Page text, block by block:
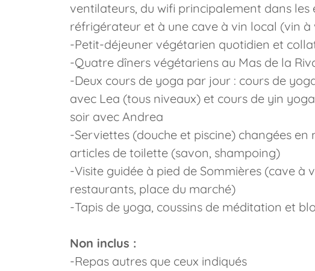
ventilateurs, du wifi principalement dans les
réfrigérateur et à une cave à vin local (vin à
-Petit-déjeuner végétarien quotidien et
-Quatre dîners végétariens au Mas de la
-Deux cours de yoga par jour : cours de
avec Lea (tous niveaux) et cours de yin
soir avec Andrea
-Serviettes (douche et piscine) changées en
articles de toilette (savon, shampoing)
-Visite guidée à pied de Sommières (cave à
restaurants, place du marché)
-Tapis de yoga, coussins de méditation et
Non inclus :
-Repas autres que ceux indiqués